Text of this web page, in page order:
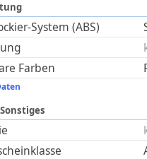
System (ABS)
Farben